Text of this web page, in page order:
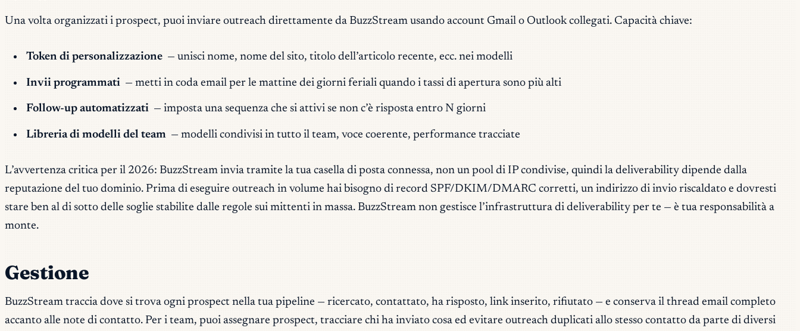
Una volta organizzati i prospect, puoi inviare outreach direttamente da BuzzStream usando account Gmail o Outlook collegati. Capacità chiave:
Token di personalizzazione — unisci nome, nome del sito, titolo dell’articolo recente, ecc. nei modelli
Invii programmati — metti in coda email per le mattine dei giorni feriali quando i tassi di apertura sono più alti
Follow-up automatizzati — imposta una sequenza che si attivi se non c’è risposta entro N giorni
Libreria di modelli del team — modelli condivisi in tutto il team, voce coerente, performance tracciate
L’avvertenza critica per il 2026: BuzzStream invia tramite la tua casella di posta connessa, non un pool di IP condivise, quindi la deliverability dipende dalla
reputazione del tuo dominio. Prima di eseguire outreach in volume hai bisogno di record SPF/DKIM/DMARC corretti, un indirizzo di invio riscaldato e dovresti
stare ben al di sotto delle soglie stabilite dalle regole sui mittenti in massa. BuzzStream non gestisce l’infrastruttura di deliverability per te — è tua responsabilità a
monte.
Gestione
BuzzStream traccia dove si trova ogni prospect nella tua pipeline — ricercato, contattato, ha risposto, link inserito, rifiutato — e conserva il thread email completo
accanto alle note di contatto. Per i team, puoi assegnare prospect, tracciare chi ha inviato cosa ed evitare outreach duplicati allo stesso contatto da parte di diversi